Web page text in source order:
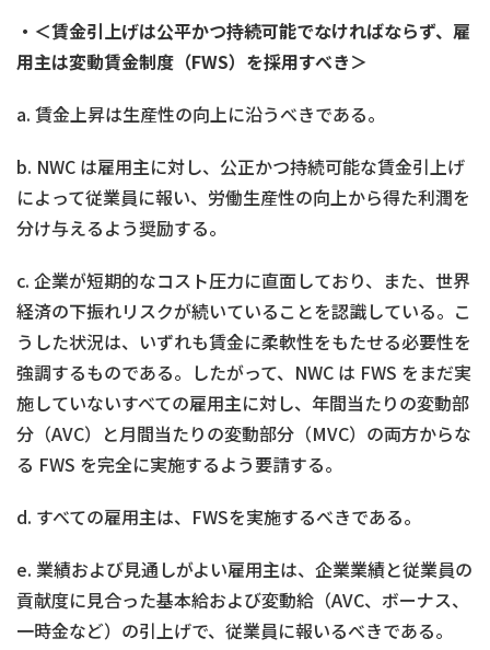
・＜賃金引上げは公平かつ持続可能でなければならず、雇
用主は変動賃金制度（FWS）を採用すべき＞
a. 賃金上昇は生産性の向上に沿うべきである。
b. NWC は雇用主に対し、公正かつ持続可能な賃金引上げ
によって従業員に報い、労働生産性の向上から得た利潤を
分け与えるよう奨励する。
c. 企業が短期的なコスト圧力に直面しており、また、世界
経済の下振れリスクが続いていることを認識している。こ
うした状況は、いずれも賃金に柔軟性をもたせる必要性を
強調するものである。したがって、NWC は FWS をまだ実
施していないすべての雇用主に対し、年間当たりの変動部
分（AVC）と月間当たりの変動部分（MVC）の両方からな
る FWS を完全に実施するよう要請する。
d. すべての雇用主は、FWSを実施するべきである。
e. 業績および見通しがよい雇用主は、企業業績と従業員の
貢献度に見合った基本給および変動給（AVC、ボーナス、
一時金など）の引上げで、従業員に報いるべきである。